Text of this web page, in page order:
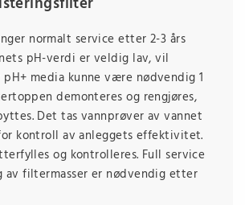
normalt service etter 2-3 års
pH-verdi er veldig lav, vil
media kunne være nødvendig 1
demonteres og rengjøres,
Det tas vannprøver av vannet
kontroll av anleggets effektivitet.
og kontrolleres. Full service
av filtermasser er nødvendig etter